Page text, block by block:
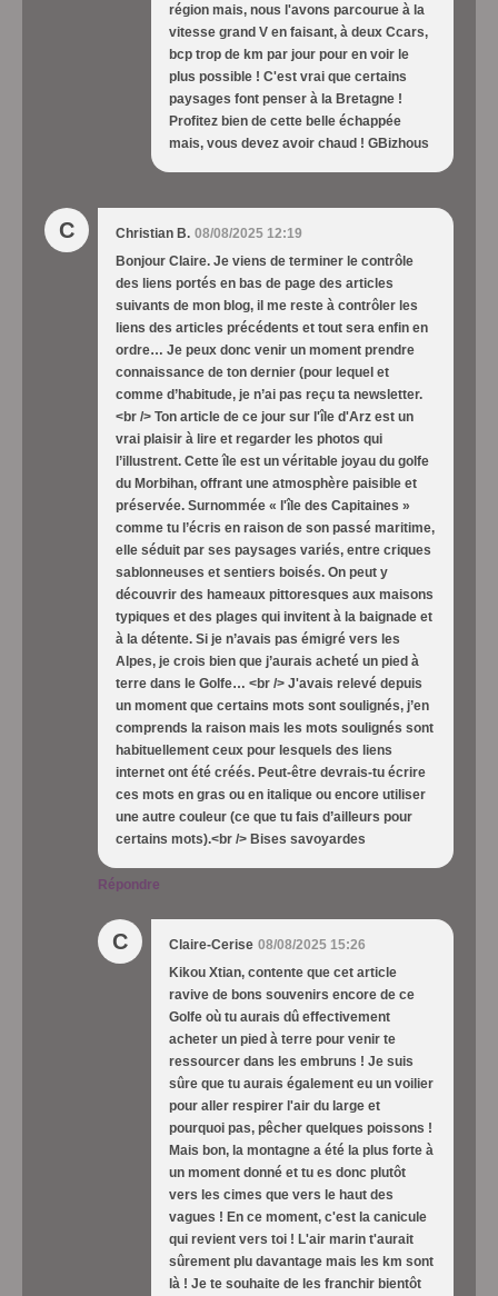
région mais, nous l'avons parcourue à la
vitesse grand V en faisant, à deux Ccars,
bcp trop de km par jour pour en voir le
plus possible ! C'est vrai que certains
paysages font penser à la Bretagne !
Profitez bien de cette belle échappée
mais, vous devez avoir chaud ! GBizhous
C Christian B. 08/08/2025 12:19
Bonjour Claire. Je viens de terminer le contrôle
des liens portés en bas de page des articles
suivants de mon blog, il me reste à contrôler les
liens des articles précédents et tout sera enfin en
ordre… Je peux donc venir un moment prendre
connaissance de ton dernier (pour lequel et
comme d’habitude, je n’ai pas reçu ta newsletter.
<br /> Ton article de ce jour sur l'île d'Arz est un
vrai plaisir à lire et regarder les photos qui
l’illustrent. Cette île est un véritable joyau du golfe
du Morbihan, offrant une atmosphère paisible et
préservée. Surnommée « l'île des Capitaines »
comme tu l’écris en raison de son passé maritime,
elle séduit par ses paysages variés, entre criques
sablonneuses et sentiers boisés. On peut y
découvrir des hameaux pittoresques aux maisons
typiques et des plages qui invitent à la baignade et
à la détente. Si je n’avais pas émigré vers les
Alpes, je crois bien que j’aurais acheté un pied à
terre dans le Golfe… <br /> J'avais relevé depuis
un moment que certains mots sont soulignés, j’en
comprends la raison mais les mots soulignés sont
habituellement ceux pour lesquels des liens
internet ont été créés. Peut-être devrais-tu écrire
ces mots en gras ou en italique ou encore utiliser
une autre couleur (ce que tu fais d’ailleurs pour
certains mots).<br /> Bises savoyardes
Répondre
C Claire-Cerise 08/08/2025 15:26
Kikou Xtian, contente que cet article
ravive de bons souvenirs encore de ce
Golfe où tu aurais dû effectivement
acheter un pied à terre pour venir te
ressourcer dans les embruns ! Je suis
sûre que tu aurais également eu un voilier
pour aller respirer l'air du large et
pourquoi pas, pêcher quelques poissons !
Mais bon, la montagne a été la plus forte à
un moment donné et tu es donc plutôt
vers les cimes que vers le haut des
vagues ! En ce moment, c'est la canicule
qui revient vers toi ! L'air marin t'aurait
sûrement plu davantage mais les km sont
là ! Je te souhaite de les franchir bientôt